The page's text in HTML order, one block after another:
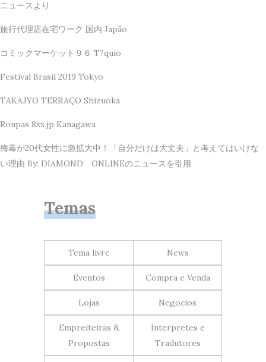
ニュースより
旅行代理店在宅ワーク 国内 Japão
コミックマーケット９６ T?quio
Festival Brasil 2019 Tokyo
TAKAJYO TERRAÇO Shizuoka
Roupas 8xx.jp Kanagawa
梅毒が20代女性に急拡大中！「自分だけは大丈夫」と考えてはいけな
い理由 By: DIAMOND ONLINEのニュースを引用
Temas
Tema livre News
Eventos Compra e Venda
Lojas Negocios
Empreiteiras &
Propostas
Interpretes e
Tradutores